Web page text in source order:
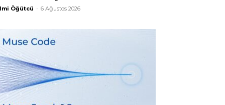
Öğütcü - 6 Ağustos 2026